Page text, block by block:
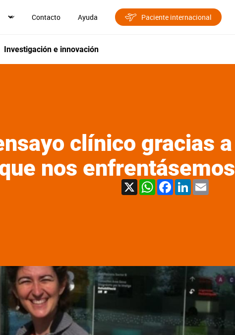
Contacto Ayuda Paciente internacional
Investigación e innovación
clínico gracias a
nos enfrentásemos
X WhatsAppFacebook
LinkedIn